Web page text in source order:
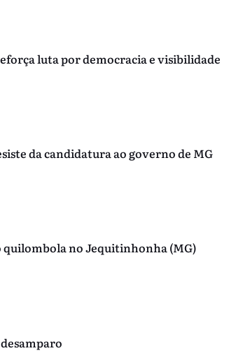
luta por democracia e visibilidade
da candidatura ao governo de MG
no Jequitinhonha (MG)